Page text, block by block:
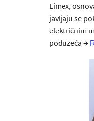
Limex,
javljaju se
električnim
poduzeća →